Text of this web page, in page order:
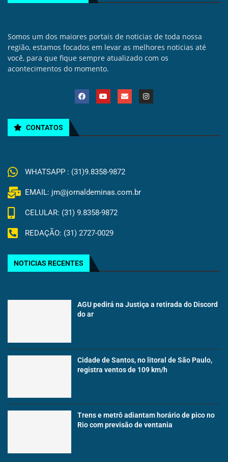
Somos um dos maiores portais de noticias de toda nossa
região, estamos focados em levar as melhores noticias até
você, para que fique sempre atualizado com os
acontecimentos do momento.
CONTATOS
WHATSAPP : (31)9.8358-9872
EMAIL: jm@jornaldeminas.com.br
CELULAR: (31) 9.8358-9872
REDAÇÃO: (31) 2727-0029
NOTICIAS RECENTES
AGU pedirá na Justiça a retirada do Discord
do ar
Cidade de Santos, no litoral de São Paulo,
registra ventos de 109 km/h
Trens e metrô adiantam horário de pico no
Rio com previsão de ventania